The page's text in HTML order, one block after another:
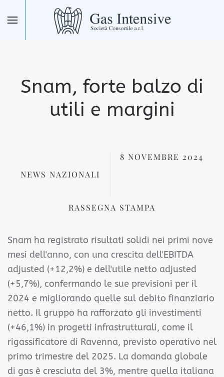
Skip to main content
Snam, forte balzo di
utili e margini
NEWS NAZIONALI
8 NOVEMBRE 2024
RASSEGNA STAMPA
Snam ha registrato risultati solidi nei primi nove
mesi dell'anno, con una crescita dell'EBITDA
adjusted (+12,2%) e dell'utile netto adjusted
(+5,7%), confermando le sue previsioni per il
2024 e migliorando quelle sul debito finanziario
netto. Il gruppo ha rafforzato gli investimenti
(+46,1%) in progetti infrastrutturali, come il
rigassificatore di Ravenna, previsto operativo nel
primo trimestre del 2025. La domanda globale
di gas è cresciuta del 3%, mentre quella italiana